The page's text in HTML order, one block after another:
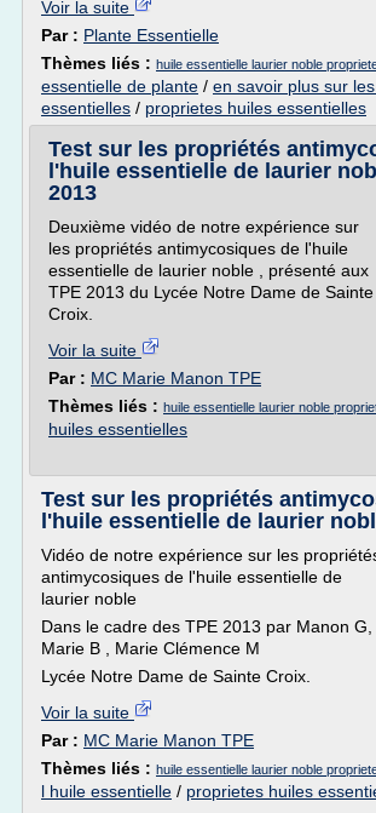
Voir la suite
Par : Plante Essentielle
Thèmes liés : huile essentielle laurier noble
essentielle de plante / en savoir plus sur
essentielles / proprietes huiles essentielles
Test sur les propriétés
l'huile essentielle de laurier
2013
Deuxième vidéo de notre expérience sur
les propriétés antimycosiques de l'huile
essentielle de laurier noble , présenté aux
TPE 2013 du Lycée Notre Dame de Sainte
Croix.
Voir la suite
Par : MC Marie Manon TPE
Thèmes liés : huile essentielle laurier noble
huiles essentielles
Test sur les propriétés
l'huile essentielle de laurier
Vidéo de notre expérience sur les
antimycosiques de l'huile essentielle de
laurier noble
Dans le cadre des TPE 2013 par Manon G,
Marie B , Marie Clémence M
Lycée Notre Dame de Sainte Croix.
Voir la suite
Par : MC Marie Manon TPE
Thèmes liés : huile essentielle laurier noble
l huile essentielle / proprietes huiles